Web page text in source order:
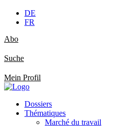
DE
FR
Abo
Suche
Mein Profil
Dossiers
Thématiques
Marché du travail